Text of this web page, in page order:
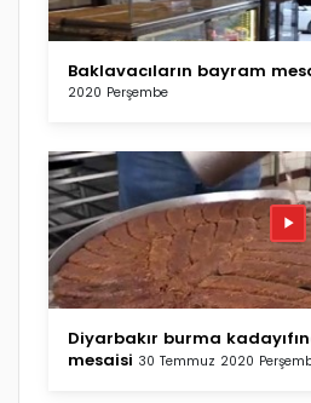
Baklavacıların bayram
2020 Perşembe
Diyarbakır burma
mesaisi 30 Temmuz 2020